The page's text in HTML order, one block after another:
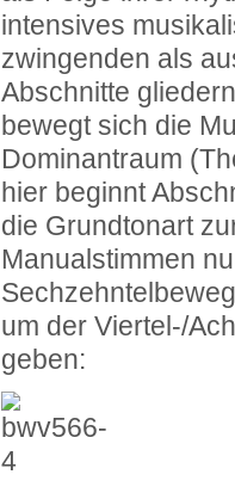
intensives
zwingenden als
Abschnitte
bewegt sich die
Dominantraum
hier beginnt
die Grundtonart
Manualstimmen
um der Viertel-/
geben: